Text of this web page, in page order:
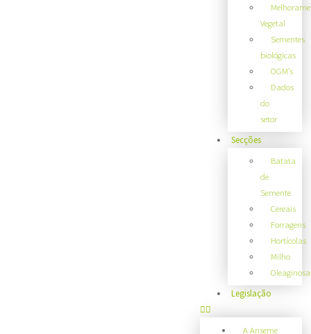
Vegetal
Sementes
biológicas
OGM’s
Dados
do
setor
Secções
Batata
de
Semente
Cereais
Forragens
Hortícolas
Milho
Legislação
A Anseme